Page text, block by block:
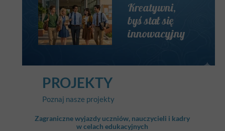
Kreatywni,
byś stał się
innowacyjny
PROJEKTY
Poznaj nasze projekty
Zagraniczne wyjazdy uczniów, nauczycieli i kadry
w celach edukacyjnych